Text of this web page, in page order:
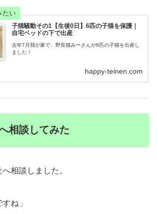
子猫騒動その1【生後0日】6匹の子猫を保護｜
自宅ベッドの下で出産
去年7月我が家で、野良猫みーさんが6匹の子猫を出産し
ました！
happy-teinen.com
相談してみた
相談しました。
ね」